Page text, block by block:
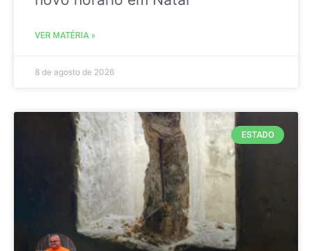
VER MATÉRIA »
8 de agosto de 2026
ESTADO